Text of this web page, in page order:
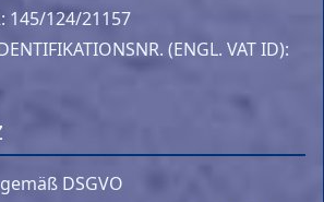
145/124/21157
(ENGL. VAT ID):
DSGVO